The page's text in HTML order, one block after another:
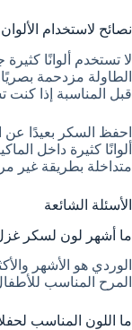
نصائح لاستخدام
لا تستخدم ألوانًا
الطاولة مزدحمة
قبل المناسبة إذا
احفظ السكر بعيدًا عن
ألوانًا كثيرة داخل
متداخلة بطريقة غير
الأسئلة الشائعة
ما أشهر لون لسكر
الوردي هو الأشهر
المرح المناسب
ما اللون المناسب